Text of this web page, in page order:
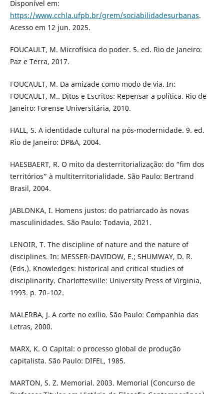
Disponível em:
https://www.cchla.ufpb.br/grem/sociabilidadesurbanas.
Acesso em 12 jun. 2025.
FOUCAULT, M. Microfísica do poder. 5. ed. Rio de Janeiro:
Paz e Terra, 2017.
FOUCAULT, M. Da amizade como modo de via. In:
FOUCAULT, M.. Ditos e Escritos: Repensar a política. Rio de
Janeiro: Forense Universitária, 2010.
HALL, S. A identidade cultural na pós-modernidade. 9. ed.
Rio de Janeiro: DP&A, 2004.
HAESBAERT, R. O mito da desterritorialização: do “fim dos
territórios” à multiterritorialidade. São Paulo: Bertrand
Brasil, 2004.
JABLONKA, I. Homens justos: do patriarcado às novas
masculinidades. São Paulo: Todavia, 2021.
LENOIR, T. The discipline of nature and the nature of
disciplines. In: MESSER-DAVIDOW, E.; SHUMWAY, D. R.
(Eds.). Knowledges: historical and critical studies of
disciplinarity. Charlottesville: University Press of Virginia,
1993. p. 70–102.
MALERBA, J. A corte no exílio. São Paulo: Companhia das
Letras, 2000.
MARX, K. O Capital: o processo global de produção
capitalista. São Paulo: DIFEL, 1985.
MARTON, S. Z. Memorial. 2003. Memorial (Concurso de